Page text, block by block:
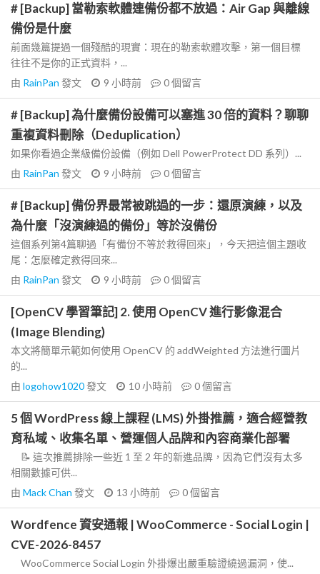
# [Backup] 當勒索軟體連備份都不放過：Air Gap 與離線
備份是什麼
前面幾篇提過一個殘酷的現實：現在的勒索軟體攻擊，第一個目標
往往不是你的正式資料，...
由 RainPan 發文 9 小時前 0個留言
# [Backup] 為什麼備份設備可以塞進 30 倍的資料？聊聊
重複資料刪除（Deduplication）
如果你看過企業級備份設備（例如 Dell PowerProtect DD 系列）...
由 RainPan 發文 9 小時前 0個留言
# [Backup] 備份界最常被跳過的一步：還原演練，以及
為什麼「沒演練過的備份」等於沒備份
這個系列第4篇聊過「有備份不等於救得回來」，今天把這個主題收
尾：怎麼確定救得回來...
由 RainPan 發文 9 小時前 0個留言
[OpenCV 學習筆記] 2. 使用 OpenCV 進行影像混合
(Image Blending)
本文將簡單示範如何使用 OpenCV 的 addWeighted 方法進行圖片
的...
由 logohow1020發文 10 小時前 0個留言
5 個 WordPress 線上課程 (LMS) 外掛推薦，適合經營教
育私域、收集名單、營運個人品牌和內容商業化部署
📝 這次推薦排除一些近 1 至 2 年的新進品牌，因為它們沒有太多
相關數據可供...
由 Mack Chan 發文 13 小時前 0個留言
Wordfence 資安通報 | WooCommerce - Social Login |
CVE-2026-8457
WooCommerce Social Login 外掛爆出嚴重驗證繞過漏洞，使...